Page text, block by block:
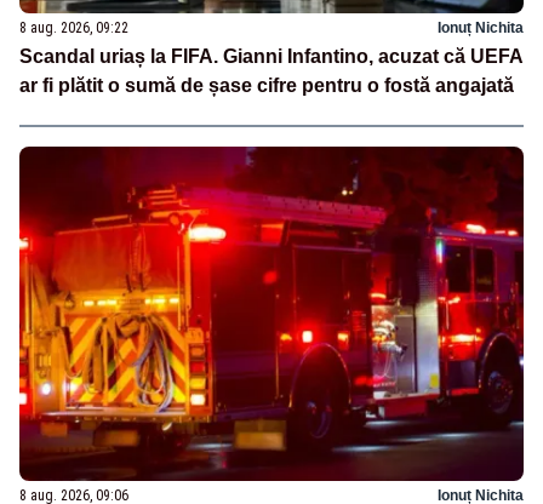
8 aug. 2026, 09:22 Ionuț Nichita
Scandal uriaș la FIFA. Gianni Infantino, acuzat că UEFA
ar fi plătit o sumă de șase cifre pentru o fostă angajată
8 aug. 2026, 09:06 Ionuț Nichita